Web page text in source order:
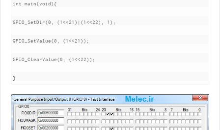
int main(void){
GPIO_SetDir(0, (1<<21)|(1<<22), 1);
GPIO_SetValue(0, (1<<21));
GPIO_ClearValue(0, (1<<22));
}